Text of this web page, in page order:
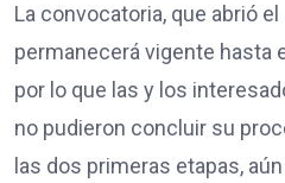
La convocatoria, que abrió
permanecerá vigente hasta
por lo que las y los
no pudieron concluir su
las dos primeras etapas,